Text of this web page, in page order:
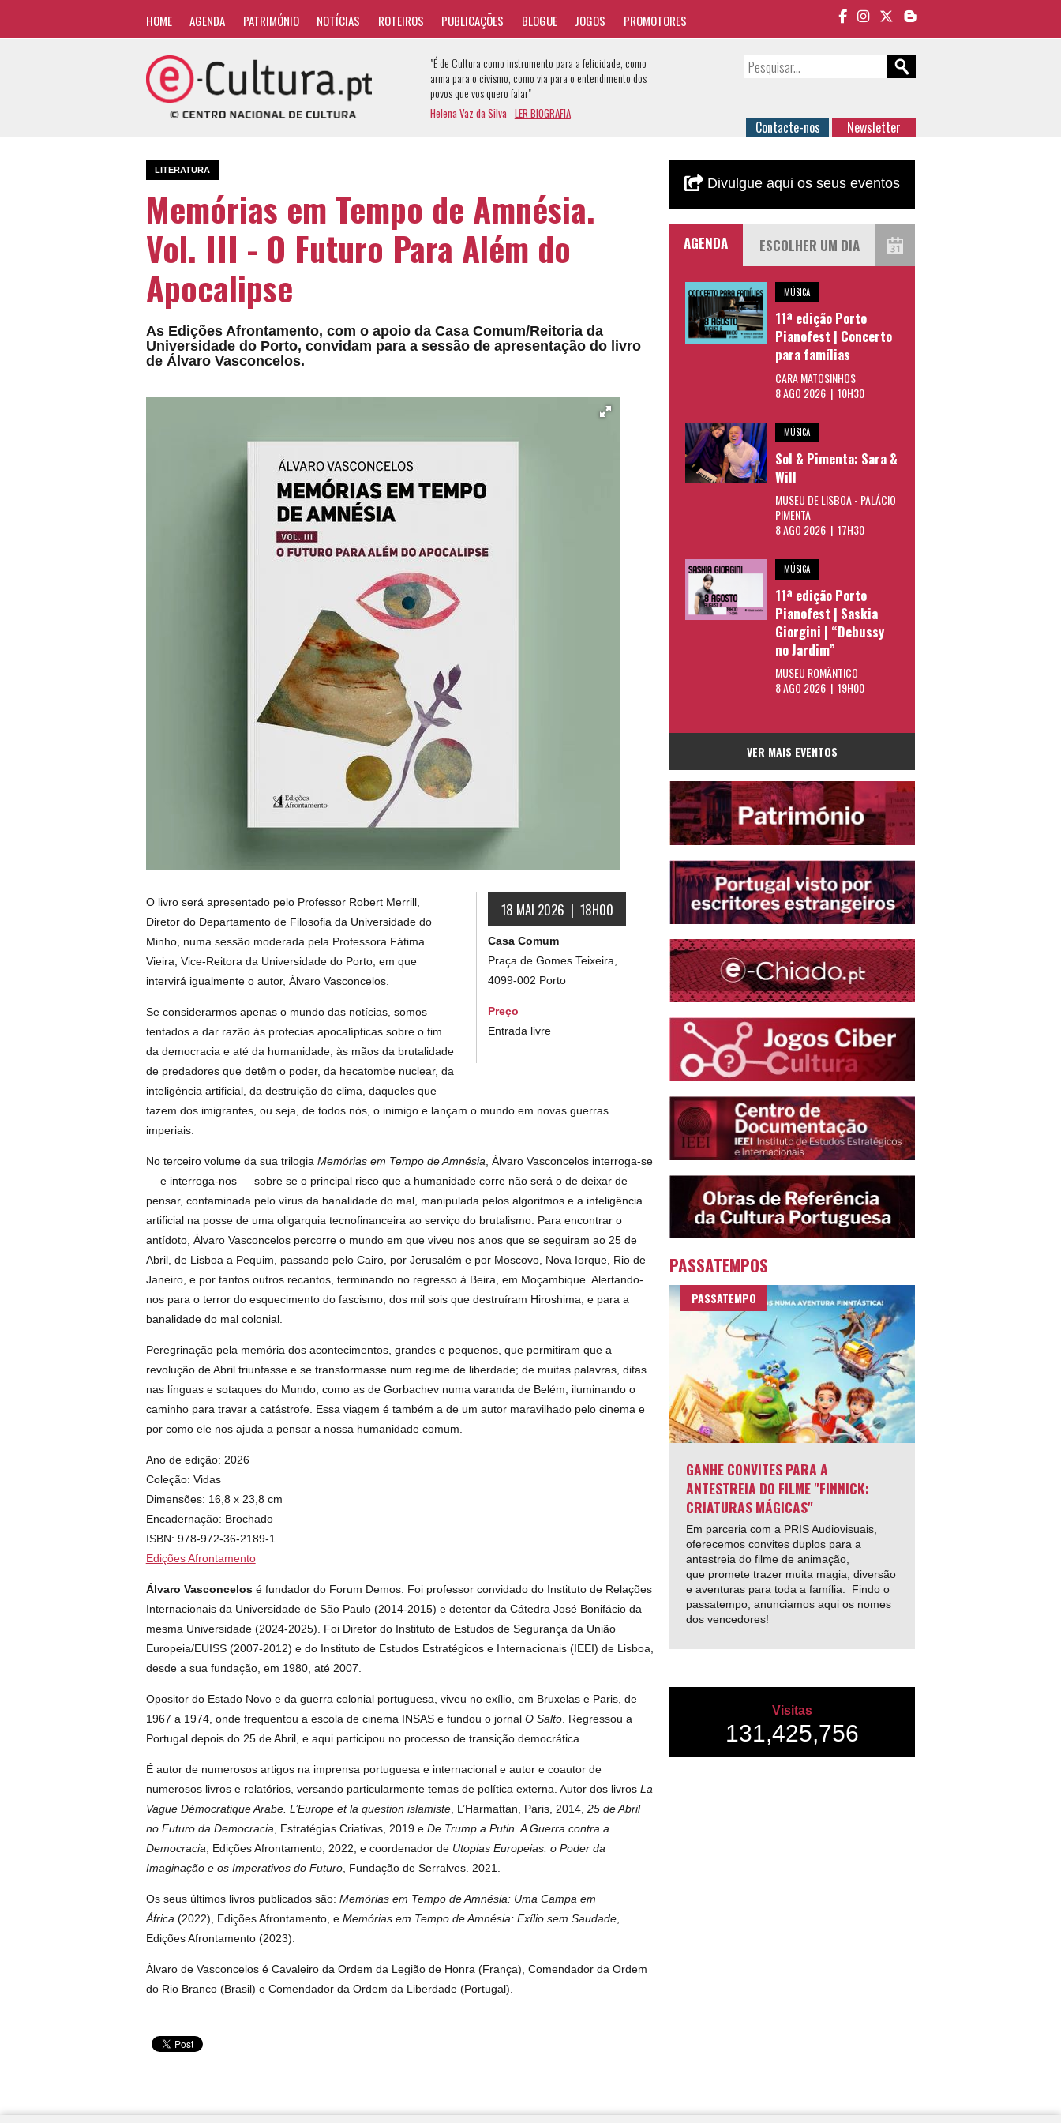
HOME AGENDA PATRIMÓNIO NOTÍCIAS ROTEIROS PUBLICAÇÕES BLOGUE JOGOS PROMOTORES
"É de Cultura como instrumento para a felicidade, como
arma para o civismo, como via para o entendimento dos
povos que vos quero falar"
Helena Vaz da Silva LER BIOGRAFIA
Contacte-nos Newsletter
LITERATURA
Memórias em Tempo de Amnésia.
Vol. III - O Futuro Para Além do
Apocalipse
As Edições Afrontamento, com o apoio da Casa Comum/Reitoria da
Universidade do Porto, convidam para a sessão de apresentação do livro
de Álvaro Vasconcelos.
18 MAI 2026 | 18H00
Casa Comum
Praça de Gomes Teixeira,
4099-002 Porto
Preço
Entrada livre
O livro será apresentado pelo Professor Robert Merrill,
Diretor do Departamento de Filosofia da Universidade do
Minho, numa sessão moderada pela Professora Fátima
Vieira, Vice-Reitora da Universidade do Porto, em que
intervirá igualmente o autor, Álvaro Vasconcelos.
Se considerarmos apenas o mundo das notícias, somos
tentados a dar razão às profecias apocalípticas sobre o fim
da democracia e até da humanidade, às mãos da brutalidade
de predadores que detêm o poder, da hecatombe nuclear, da
inteligência artificial, da destruição do clima, daqueles que
fazem dos imigrantes, ou seja, de todos nós, o inimigo e lançam o mundo em novas guerras
imperiais.
No terceiro volume da sua trilogia Memórias em Tempo de Amnésia, Álvaro Vasconcelos interroga-se
— e interroga-nos — sobre se o principal risco que a humanidade corre não será o de deixar de
pensar, contaminada pelo vírus da banalidade do mal, manipulada pelos algoritmos e a inteligência
artificial na posse de uma oligarquia tecnofinanceira ao serviço do brutalismo. Para encontrar o
antídoto, Álvaro Vasconcelos percorre o mundo em que viveu nos anos que se seguiram ao 25 de
Abril, de Lisboa a Pequim, passando pelo Cairo, por Jerusalém e por Moscovo, Nova Iorque, Rio de
Janeiro, e por tantos outros recantos, terminando no regresso à Beira, em Moçambique. Alertando-
nos para o terror do esquecimento do fascismo, dos mil sois que destruíram Hiroshima, e para a
banalidade do mal colonial.
Peregrinação pela memória dos acontecimentos, grandes e pequenos, que permitiram que a
revolução de Abril triunfasse e se transformasse num regime de liberdade; de muitas palavras, ditas
nas línguas e sotaques do Mundo, como as de Gorbachev numa varanda de Belém, iluminando o
caminho para travar a catástrofe. Essa viagem é também a de um autor maravilhado pelo cinema e
por como ele nos ajuda a pensar a nossa humanidade comum.
Ano de edição: 2026
Coleção: Vidas
Dimensões: 16,8 x 23,8 cm
Encadernação: Brochado
ISBN: 978-972-36-2189-1
Edições Afrontamento
Álvaro Vasconcelosé fundador do Forum Demos. Foi professor convidado do Instituto de Relações
Internacionais da Universidade de São Paulo (2014-2015) e detentor da Cátedra José Bonifácio da
mesma Universidade (2024-2025). Foi Diretor do Instituto de Estudos de Segurança da União
Europeia/EUISS (2007-2012) e do Instituto de Estudos Estratégicos e Inter­nacionais (IEEI) de Lisboa,
desde a sua fundação, em 1980, até 2007.
Opositor do Estado Novo e da guerra colonial portuguesa, viveu no exílio, em Bruxelas e Paris, de
1967 a 1974, onde frequentou a escola de cinema INSAS e fundou o jornal O Salto. Regressou a
Portugal depois do 25 de Abril, e aqui participou no processo de transição democrática.
É autor de numerosos artigos na imprensa portuguesa e internacional e autor e coautor de
numerosos livros e relatórios, versando particularmente temas de política externa. Autor dos livros La
Vague Démocratique Arabe. L’Europe et la question islamiste, L’Harmattan, Paris, 2014, 25 de Abril
no Futuro da Democracia, Estratégias Criativas, 2019 e De Trump a Putin. A Guerra contra a
Democracia, Edições Afrontamento, 2022, e coordenador de Utopias Europeias: o Poder da
Imaginação e os Imperativos do Futuro, Fundação de Serralves. 2021.
Os seus últimos livros publicados são: Memórias em Tempo de Amnésia: Uma Campa em
África(2022), Edições Afrontamento, e Memórias em Tempo de Amnésia: Exílio sem Saudade,
Edições Afrontamento (2023).
Álvaro de Vasconcelos é Cavaleiro da Ordem da Legião de Honra (França), Comendador da Ordem
do Rio Branco (Brasil) e Comendador da Ordem da Liberdade (Portugal).
Divulgue aqui os seus eventos
AGENDA
MÚSICA
11ª edição Porto
Pianofest | Concerto
para famílias
CARA MATOSINHOS
8 AGO 2026 | 10H30
MÚSICA
Sol & Pimenta: Sara &
Will
MUSEU DE LISBOA - PALÁCIO
PIMENTA
8 AGO 2026 | 17H30
MÚSICA
11ª edição Porto
Pianofest | Saskia
Giorgini | “Debussy
no Jardim”
MUSEU ROMÂNTICO
8 AGO 2026 | 19H00
VER MAIS EVENTOS
PASSATEMPOS
PASSATEMPO
GANHE CONVITES PARA A
ANTESTREIA DO FILME "FINNICK:
CRIATURAS MÁGICAS"
Em parceria com a PRIS Audiovisuais,
oferecemos convites duplos para a
antestreia do filme de animação,
que promete trazer muita magia, diversão
e aventuras para toda a família. Findo o
passatempo, anunciamos aqui os nomes
dos vencedores!
Visitas
131,425,756